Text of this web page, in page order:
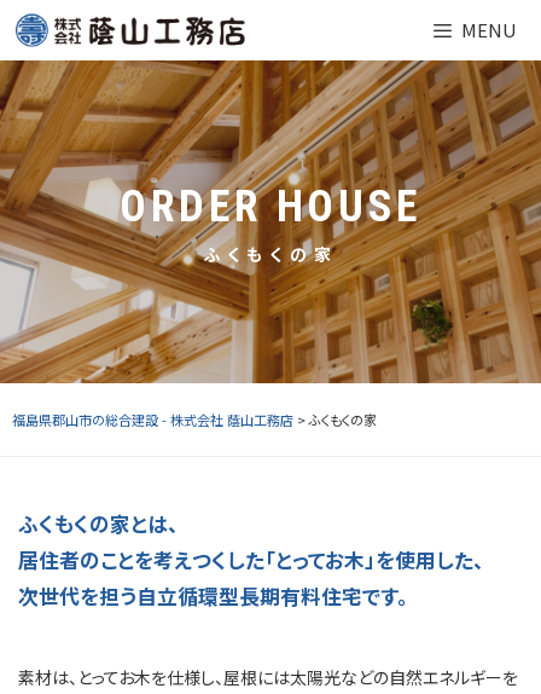
Skip
to
content
MENU
ORDER HOUSE
ふくもくの家
福島県郡山市の総合建設 - 株式会社 蔭山工務店 > ふくもくの家
ふくもくの家とは、
居住者のことを考えつくした「とってお木」を使用した、
次世代を担う自立循環型長期有料住宅です。
素材は、とってお木を仕様し、屋根には太陽光などの自然エネルギーを